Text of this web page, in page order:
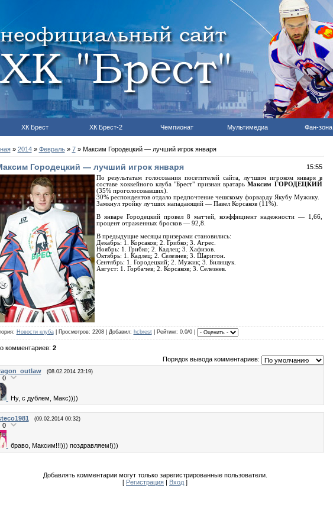
ХК Брест ХК Брест-2 Чемпионат Мультимедиа Фан-зона
» 2014 » Февраль » 7» Максим Городецкий — лучший игрок января
Городецкий — лучший игрок января 15:55
По результатам голосования посетителей сайта, лучшим игроком января в
составе хоккейного клуба "Брест" признан вратарьМаксим ГОРОДЕЦКИЙ
(35% проголосовавших).
30% респондентов отдало предпочтение чешскому форварду Якубу Мужику.
Замкнул тройку лучших нападающий — Павел Корсаков (11%).
В январе Городецкий провел 8 матчей, коэффициент надежности — 1,66,
процент отраженных бросков — 92,8.
В предыдущие месяцы призерами становились:
Декабрь: 1. Корсаков; 2. Грибко; 3. Агрес.
Ноябрь: 1. Грибко; 2. Кадлец; 3. Хафизов.
Октябрь: 1. Кадлец; 2. Селезнев; 3. Шаритон.
Сентябрь: 1. Городецкий; 2. Мужик; 3. Билищук.
Август: 1. Горбачев; 2. Корсаков; 3. Селезнев.
: Новости клуба| Просмотров: 2208 | Добавил: hcbrest| Рейтинг: 0.0/0 |
комментариев: 2
Порядок вывода комментариев:
(08.02.2014 23:19)
0
Ну, с дублем, Макс))))
(09.02.2014 00:32)
0
браво, Максим!!!))) поздравляем!)))
Добавлять комментарии могут только зарегистрированные пользователи.
[ Регистрация | Вход ]